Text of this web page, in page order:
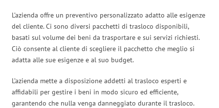
L’azienda offre un preventivo personalizzato adatto alle esigenze
del cliente. Ci sono diversi pacchetti di trasloco disponibili,
basati sul volume dei beni da trasportare e sui servizi richiesti.
Ciò consente al cliente di scegliere il pacchetto che meglio si
adatta alle sue esigenze e al suo budget.
L’azienda mette a disposizione addetti al trasloco esperti e
affidabili per gestire i beni in modo sicuro ed efficiente,
garantendo che nulla venga danneggiato durante il trasloco.